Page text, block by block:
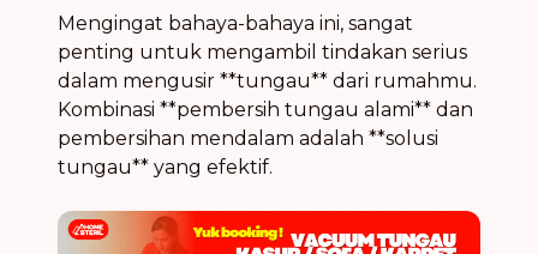
Mengingat bahaya-bahaya ini, sangat
penting untuk mengambil tindakan serius
dalam mengusir **tungau** dari rumahmu.
Kombinasi **pembersih tungau alami** dan
pembersihan mendalam adalah **solusi
tungau** yang efektif.